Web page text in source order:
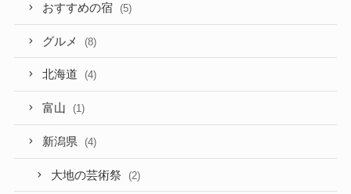
おすすめの宿 (5)
グルメ (8)
北海道 (4)
富山 (1)
新潟県 (4)
大地の芸術祭 (2)